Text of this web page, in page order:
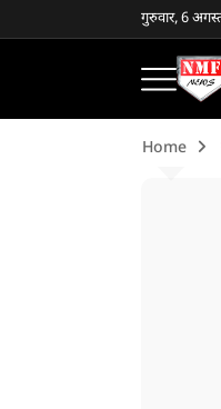
गुरुवार, 6
Home